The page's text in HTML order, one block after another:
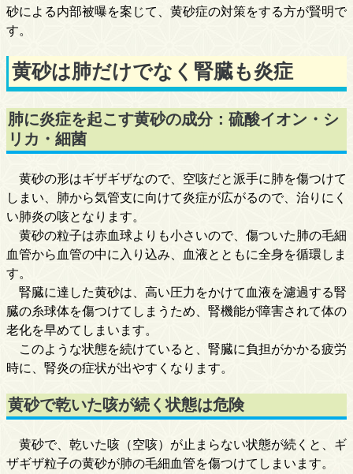
砂による内部被曝を案じて、黄砂症の対策をする方が賢明で
す。
黄砂は肺だけでなく腎臓も炎症
肺に炎症を起こす黄砂の成分：硫酸イオン・シ
リカ・細菌
黄砂の形はギザギザなので、空咳だと派手に肺を傷つけて
しまい、肺から気管支に向けて炎症が広がるので、治りにく
い肺炎の咳となります。
黄砂の粒子は赤血球よりも小さいので、傷ついた肺の毛細
血管から血管の中に入り込み、血液とともに全身を循環しま
す。
腎臓に達した黄砂は、高い圧力をかけて血液を濾過する腎
臓の糸球体を傷つけてしまうため、腎機能が障害されて体の
老化を早めてしまいます。
このような状態を続けていると、腎臓に負担がかかる疲労
時に、腎炎の症状が出やすくなります。
黄砂で乾いた咳が続く状態は危険
黄砂で、乾いた咳（空咳）が止まらない状態が続くと、ギ
ザギザ粒子の黄砂が肺の毛細血管を傷つけてしまいます。